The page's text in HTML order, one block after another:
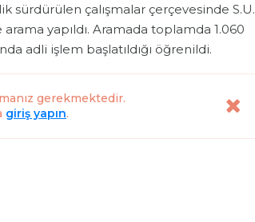
sürdürülen çalışmalar çerçevesinde S.U.
yapıldı. Aramada toplamda 1.060
adli işlem başlatıldığı öğrenildi.
gerekmektedir.
giriş yapın.